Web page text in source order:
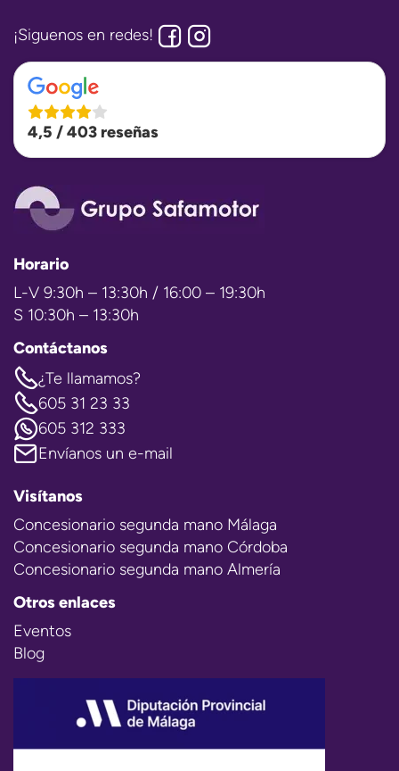
¡Siguenos en redes!
4,5 / 403 reseñas
Horario
L-V 9:30h – 13:30h / 16:00 – 19:30h
S 10:30h – 13:30h
Contáctanos
¿Te llamamos?
605 31 23 33
605 312 333
Envíanos un e-mail
Visítanos
Concesionario segunda mano Málaga
Concesionario segunda mano Córdoba
Concesionario segunda mano Almería
Otros enlaces
Eventos
Blog